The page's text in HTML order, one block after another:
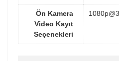
Ön Kamera
Video Kayıt
Seçenekleri